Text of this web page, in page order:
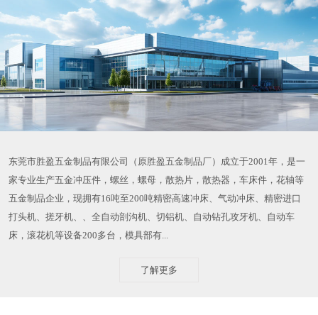
东莞市胜盈五金制品有限公司（原胜盈五金制品厂）成立于2001年，是一
家专业生产五金冲压件，螺丝，螺母，散热片，散热器，车床件，花轴等
五金制品企业，现拥有16吨至200吨精密高速冲床、气动冲床、精密进口
打头机、搓牙机、、全自动剖沟机、切铝机、自动钻孔攻牙机、自动车
床，滚花机等设备200多台，模具部有...
了解更多